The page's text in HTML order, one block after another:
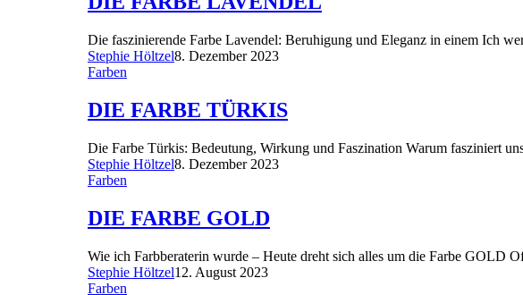
Die faszinierende Farbe Lavendel: Beruhigung und Eleganz in einem Ich
Stephie Höltzel8. Dezember 2023
Farben
DIE FARBE TÜRKIS
Die Farbe Türkis: Bedeutung, Wirkung und Faszination Warum fasziniert
Stephie Höltzel8. Dezember 2023
Farben
DIE FARBE GOLD
Wie ich Farbberaterin wurde – Heute dreht sich alles um die Farbe GOLD
Stephie Höltzel12. August 2023
Farben